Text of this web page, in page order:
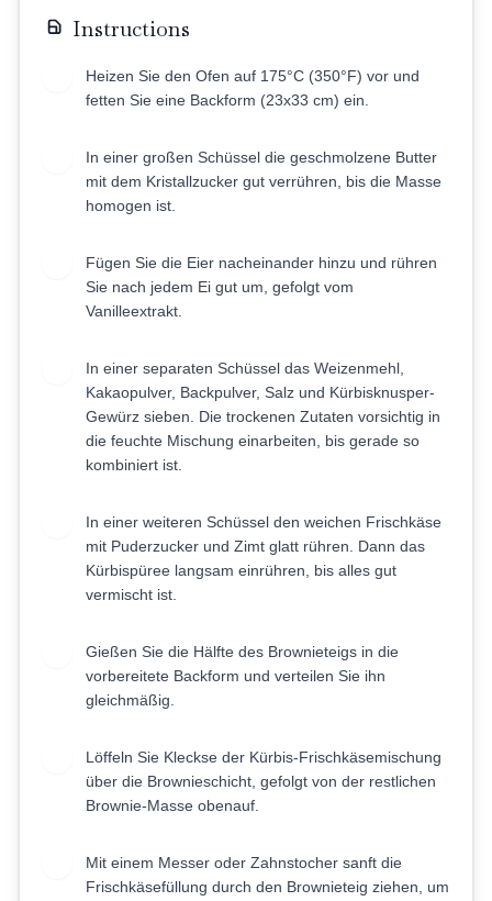
Instructions
Heizen Sie den Ofen auf 175°C (350°F) vor und
fetten Sie eine Backform (23x33 cm) ein.
In einer großen Schüssel die geschmolzene Butter
mit dem Kristallzucker gut verrühren, bis die Masse
homogen ist.
Fügen Sie die Eier nacheinander hinzu und rühren
Sie nach jedem Ei gut um, gefolgt vom
Vanilleextrakt.
In einer separaten Schüssel das Weizenmehl,
Kakaopulver, Backpulver, Salz und Kürbisknusper-
Gewürz sieben. Die trockenen Zutaten vorsichtig in
die feuchte Mischung einarbeiten, bis gerade so
kombiniert ist.
In einer weiteren Schüssel den weichen Frischkäse
mit Puderzucker und Zimt glatt rühren. Dann das
Kürbispüree langsam einrühren, bis alles gut
vermischt ist.
Gießen Sie die Hälfte des Brownieteigs in die
vorbereitete Backform und verteilen Sie ihn
gleichmäßig.
Löffeln Sie Kleckse der Kürbis-Frischkäsemischung
über die Brownieschicht, gefolgt von der restlichen
Brownie-Masse obenauf.
Mit einem Messer oder Zahnstocher sanft die
Frischkäsefüllung durch den Brownieteig ziehen, um